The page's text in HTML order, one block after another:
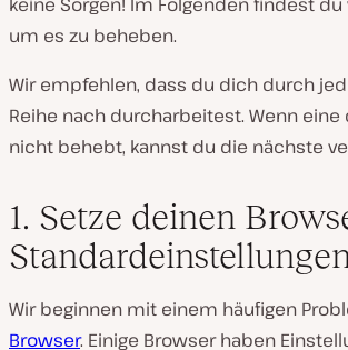
um es zu beheben.
Wir empfehlen, dass du dich durch
Reihe nach durcharbeitest. Wenn eine
nicht behebt, kannst du die nächste
1. Setze deinen
Wir beginnen mit einem häufigen
Browser. Einige Browser haben